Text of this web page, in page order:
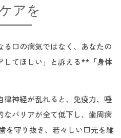
アを
口の病気ではなく、あなたの
してほしい」と訴える**「身体
律神経が乱れると、免疫力、唾
なバリアが全て低下し、歯周病
を守り抜き、若々しい口元を維